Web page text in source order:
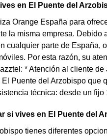
en El Puente del
Orange España para
la misma empresa.
cualquier parte de España,
Por esta razón, su
* Atención al cliente
Puente del Arzobispo que
técnica: desde un
si vives en El Puente del
tienes diferentes